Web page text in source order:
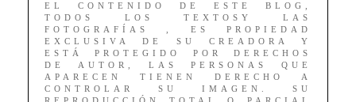
EL CONTENIDO DE ESTE BLOG,
TODOS LOS TEXTOSY LAS
FOTOGRAFÍAS , ES PROPIEDAD
EXCLUSIVA DE SU CREADORA Y
ESTÁ PROTEGIDO POR DERECHOS
DE AUTOR, LAS PERSONAS QUE
APARECEN TIENEN DERECHO A
CONTROLAR SU IMAGEN. SU